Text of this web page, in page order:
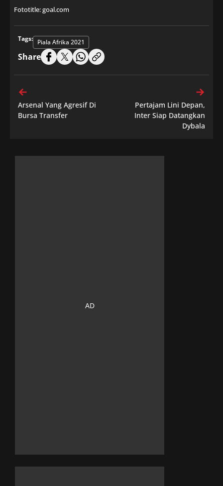
Fototitle: goal.com
Tags: Piala Afrika 2021
Share
Arsenal Yang Agresif Di
Bursa Transfer
Pertajam Lini Depan,
Inter Siap Datangkan
Dybala